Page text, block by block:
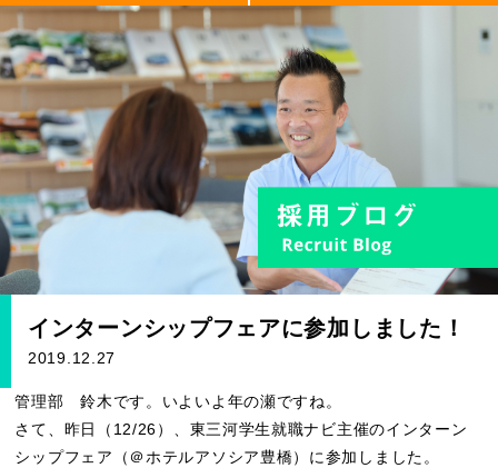
インターンシップフェアに参加しました！
2019.12.27
管理部 鈴木です。いよいよ年の瀬ですね。
さて、昨日（12/26）、東三河学生就職ナビ主催のインターン
シップフェア（＠ホテルアソシア豊橋）に参加しました。